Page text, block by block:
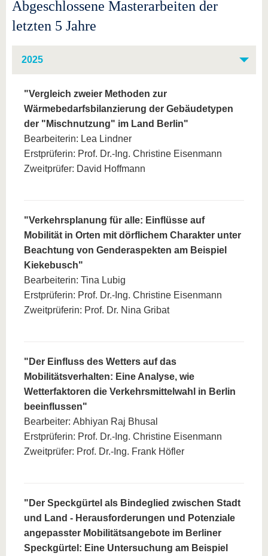
Abgeschlossene Masterarbeiten der
letzten 5 Jahre
2025
"Vergleich zweier Methoden zur
Wärmebedarfsbilanzierung der Gebäudetypen
der "Mischnutzung" im Land Berlin"
Bearbeiterin: Lea Lindner
Erstprüferin: Prof. Dr.-Ing. Christine Eisenmann
Zweitprüfer: David Hoffmann
"Verkehrsplanung für alle: Einflüsse auf
Mobilität in Orten mit dörflichem Charakter unter
Beachtung von Genderaspekten am Beispiel
Kiekebusch"
Bearbeiterin: Tina Lubig
Erstprüferin: Prof. Dr.-Ing. Christine Eisenmann
Zweitprüferin: Prof. Dr. Nina Gribat
"Der Einfluss des Wetters auf das
Mobilitätsverhalten: Eine Analyse, wie
Wetterfaktoren die Verkehrsmittelwahl in Berlin
beeinflussen"
Bearbeiter: Abhiyan Raj Bhusal
Erstprüferin: Prof. Dr.-Ing. Christine Eisenmann
Zweitprüfer: Prof. Dr.-Ing. Frank Höfler
"Der Speckgürtel als Bindeglied zwischen Stadt
und Land - Herausforderungen und Potenziale
angepasster Mobilitätsangebote im Berliner
Speckgürtel: Eine Untersuchung am Beispiel